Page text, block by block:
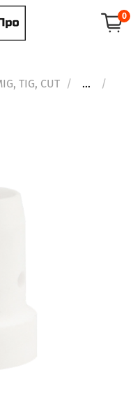
0
TIG, CUT
...